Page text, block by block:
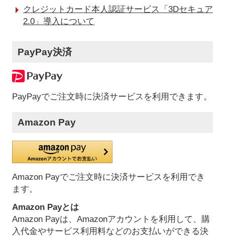
クレジットカード本人認証サービス「3Dセキュア
2.0」導入について
PayPay決済
PayPayでご注文時に決済サービスを利用できます。
Amazon Pay
Amazon Payでご注文時に決済サービスを利用でき
ます。
Amazon Payとは
Amazon Payは、Amazonアカウントを利用して、購
入代金やサービス利用料などのお支払いができる決